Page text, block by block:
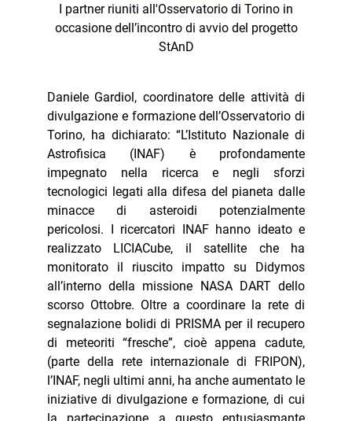
I partner riuniti all'Osservatorio di Torino in
occasione dell’incontro di avvio del progetto
StAnD
Daniele Gardiol, coordinatore delle attività di
divulgazione e formazione dell’Osservatorio di
Torino, ha dichiarato: “L’Istituto Nazionale di
Astrofisica (INAF) è profondamente
impegnato nella ricerca e negli sforzi
tecnologici legati alla difesa del pianeta dalle
minacce di asteroidi potenzialmente
pericolosi. I ricercatori INAF hanno ideato e
realizzato LICIACube, il satellite che ha
monitorato il riuscito impatto su Didymos
all’interno della missione NASA DART dello
scorso Ottobre. Oltre a coordinare la rete di
segnalazione bolidi di PRISMA per il recupero
di meteoriti “fresche”, cioè appena cadute,
(parte della rete internazionale di FRIPON),
l’INAF, negli ultimi anni, ha anche aumentato le
iniziative di divulgazione e formazione, di cui